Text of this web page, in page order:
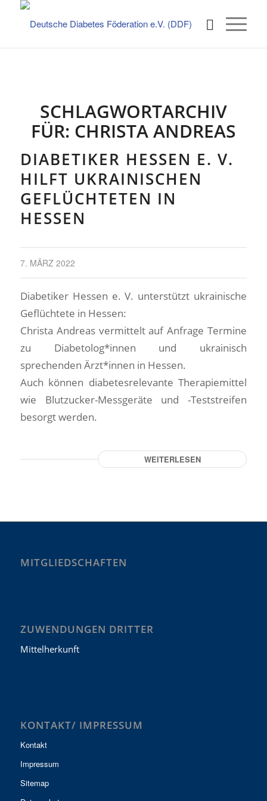
SCHLAGWORTARCHIV
FÜR: CHRISTA ANDREAS
DIABETIKER HESSEN E. V.
HILFT UKRAINISCHEN
GEFLÜCHTETEN IN
HESSEN
7. MÄRZ 2022
Diabetiker Hessen e. V. unterstützt ukrainische
Geflüchtete in Hessen:
Christa Andreas vermittelt auf Anfrage Termine
zu Diabetolog*innen und ukrainisch
sprechenden Ärzt*innen in Hessen.
Auch können diabetesrelevante Therapiemittel
wie Blutzucker-Messgeräte und -Teststreifen
besorgt werden.
WEITERLESEN
MITGLIEDSCHAFTEN
ZUWENDUNGEN DRITTER
Mittelherkunft
KONTAKT/ IMPRESSUM
Kontakt
Impressum
Sitemap